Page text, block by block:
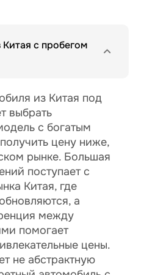
с пробегом
из Китая под
выбрать
с богатым
цену ниже,
рынке. Большая
поступает с
Китая, где
а
между
помогает
цены.
не абстрактную